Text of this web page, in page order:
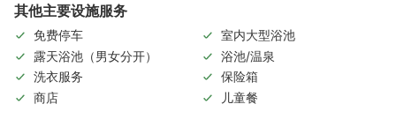
其他主要设施服务
免费停车
室内大型浴池
露天浴池（男女分开）
浴池/温泉
洗衣服务
保险箱
商店
儿童餐